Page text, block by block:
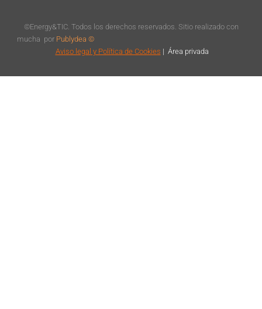
©Energy&TIC. Todos los derechos reservados. Sitio realizado con
mucha por Publydea ©
Aviso legal y Política de Cookies | Área privada